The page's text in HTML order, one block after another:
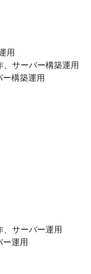
用
、サーバー構築運用
ー構築運用
、サーバー運用
ー運用